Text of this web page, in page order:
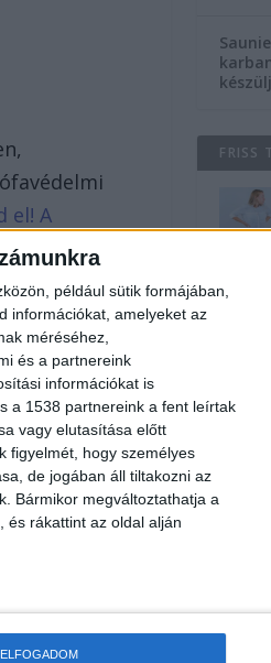
például sütik formájában,
információkat, amelyeket az
méréséhez,
és a partnereink
információkat is
a 1538 partnereink a fent leírtak
vagy elutasítása előtt
figyelmét, hogy személyes
de jogában áll tiltakozni az
Bármikor megváltoztathatja a
és rákattint az oldal alján
ELFOGADOM
el! A
FRISS